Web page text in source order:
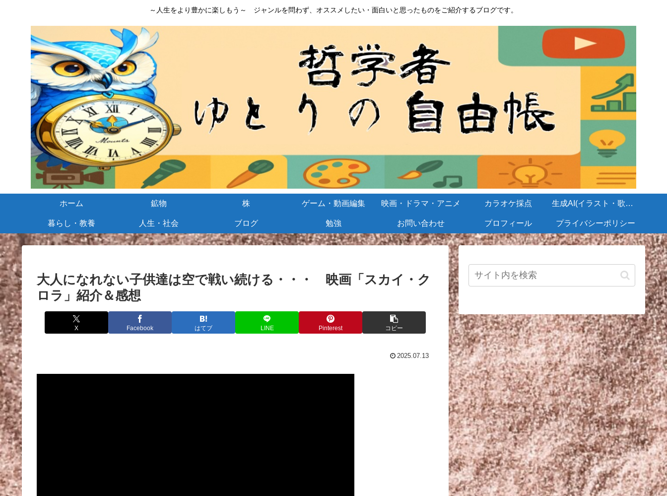
～人生をより豊かに楽しもう～ ジャンルを問わず、オススメしたい・面白いと思ったものをご紹介するブログです。
ホーム 鉱物 株 ゲーム・動画編集 映画・ドラマ・アニメ カラオケ採点 生成AI(イラスト・歌・BGM)
暮らし・教養 人生・社会 ブログ 勉強 お問い合わせ プロフィール プライバシーポリシー
大人になれない子供達は空で戦い続ける・・・ 映画「スカイ・ク
ロラ」紹介＆感想
X Facebook はてブ LINE Pinterest コピー
2025.07.13